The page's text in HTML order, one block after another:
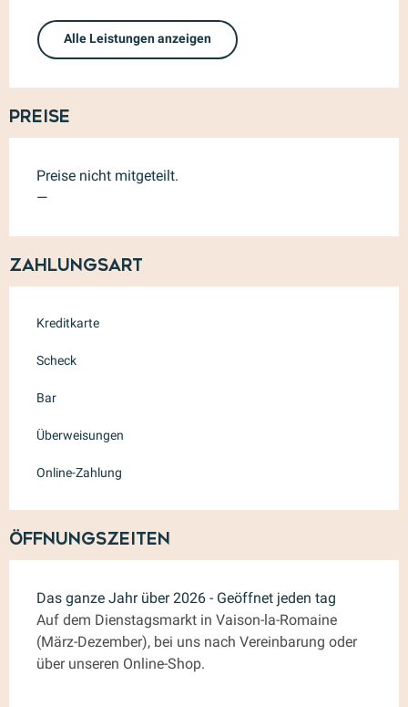
Alle Leistungen anzeigen
Preise
Preise nicht mitgeteilt.
—
Zahlungsart
Kreditkarte
Scheck
Bar
Überweisungen
Online-Zahlung
Öffnungszeiten
Das ganze Jahr über 2026 - Geöffnet jeden tag
Auf dem Dienstagsmarkt in Vaison-la-Romaine
(März-Dezember), bei uns nach Vereinbarung oder
über unseren Online-Shop.